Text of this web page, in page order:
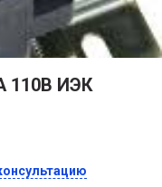
110В ИЭК